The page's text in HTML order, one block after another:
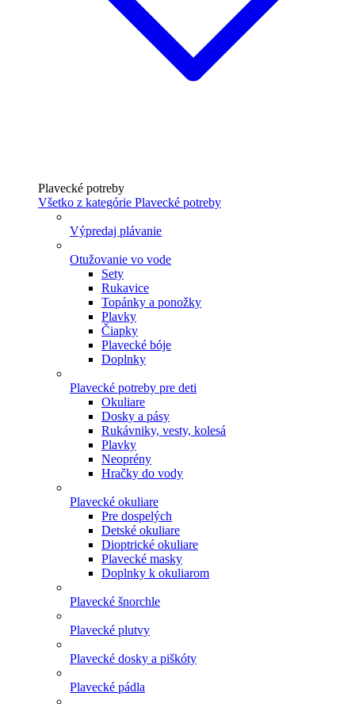
Plavecké potreby
Všetko z kategórie Plavecké potreby
Výpredaj plávanie
Otužovanie vo vode
Sety
Rukavice
Topánky a ponožky
Plavky
Čiapky
Plavecké bóje
Doplnky
Plavecké potreby pre deti
Okuliare
Dosky a pásy
Rukávniky, vesty, kolesá
Plavky
Neoprény
Hračky do vody
Plavecké okuliare
Pre dospelých
Detské okuliare
Dioptrické okuliare
Plavecké masky
Doplnky k okuliarom
Plavecké šnorchle
Plavecké plutvy
Plavecké dosky a piškóty
Plavecké pádla